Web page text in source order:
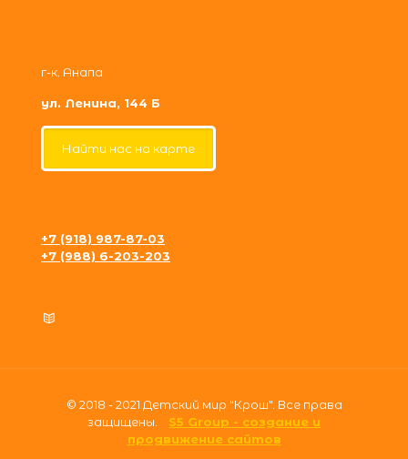
г-к. Анапа
ул. Ленина, 144 Б
Найти нас на карте
+7 (918) 987-87-03
+7 (988) 6-203-203
© 2018 - 2021 Детский мир "Крош". Все права
защищены. S5 Group - создание и
продвижение сайтов